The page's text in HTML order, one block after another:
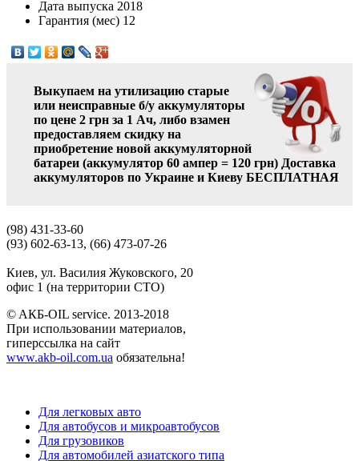
Дата выпуска 2018
Гарантия (мес) 12
Выкупаем на утилизацию старые
или неисправные б/у аккумуляторы
по цене 2 грн за 1 Ач, либо взамен
предоставляем скидку на
приобретение новой аккумуляторной
батареи (аккумулятор 60 ампер = 120 грн) Доставка
аккумуляторов по Украине и Киеву БЕСПЛАТНАЯ
(98) 431-33-60
(93) 602-63-13, (66) 473-07-26
Киев, ул. Василия Жуковского, 20
офис 1 (на территории СТО)
© AКБ-OIL service. 2013-2018
При использовании материалов,
гиперссылка на сайт
www.akb-oil.com.ua обязательна!
Для легковых авто
Для автобусов и микроавтобусов
Для грузовиков
Для автомобилей азиатского типа